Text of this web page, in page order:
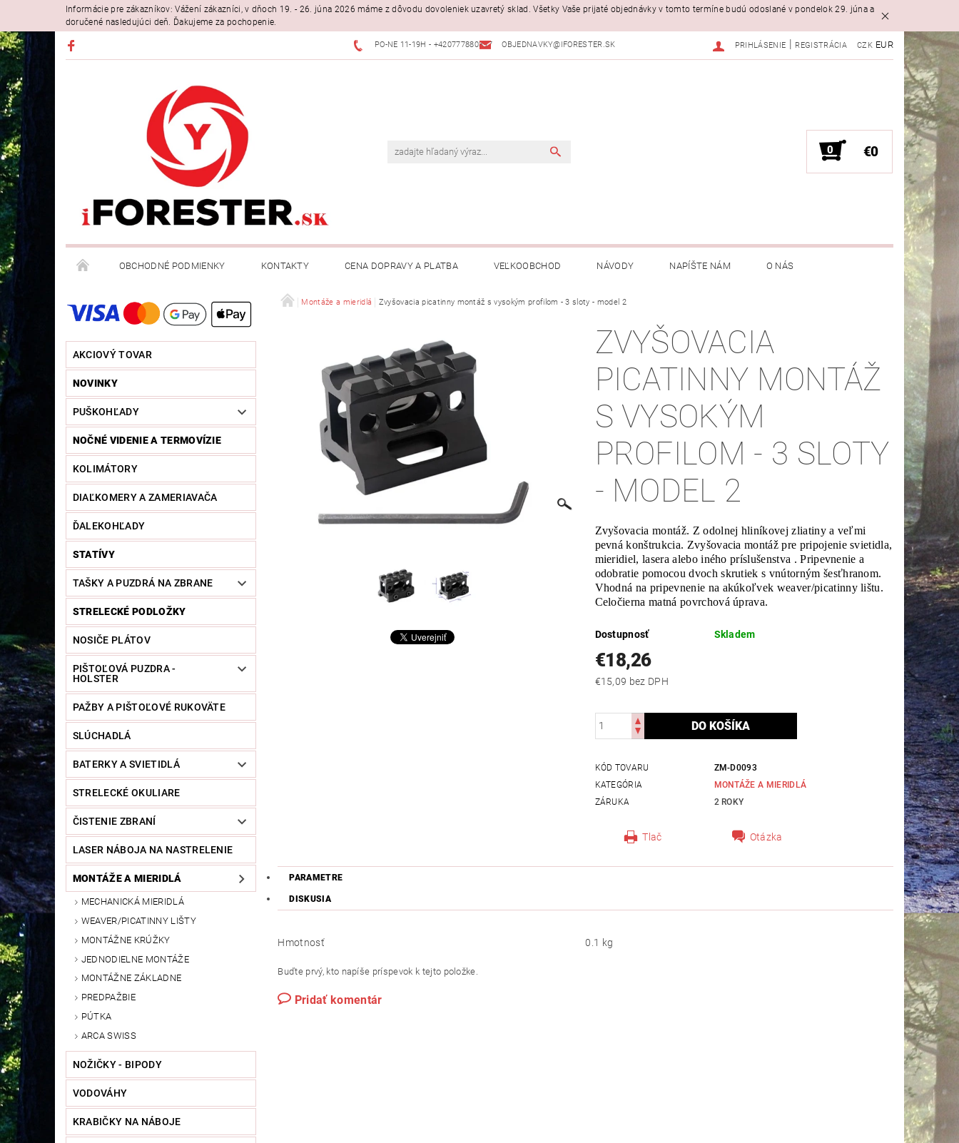
Informácie pre zákazníkov: Vážení zákazníci, v dňoch 19. - 26. júna 2026 máme z dôvodu dovoleniek uzavretý sklad. Všetky Vaše prijaté objednávky v tomto termíne budú odoslané v pondelok 29. júna a
doručené nasledujúci deň. Ďakujeme za pochopenie.
PO-NE 11-19H - +420777880397 OBJEDNAVKY@IFORESTER.SK CZK EUR
PRIHLÁSENIE REGISTRÁCIA
0 €0
OBCHODNÉ PODMIENKY KONTAKTY CENA DOPRAVY A PLATBA VEĽKOOBCHOD NÁVODY NAPÍŠTE NÁM O NÁS
AKCIOVÝ TOVAR
NOVINKY
PUŠKOHĽADY
NOČNÉ VIDENIE A TERMOVÍZIE
KOLIMÁTORY
DIAĽKOMERY A ZAMERIAVAČA
ĎALEKOHĽADY
STATÍVY
TAŠKY A PUZDRÁ NA ZBRANE
STRELECKÉ PODLOŽKY
NOSIČE PLÁTOV
PIŠTOĽOVÁ PUZDRA -
HOLSTER
PAŽBY A PIŠTOĽOVÉ RUKOVÄTE
SLÚCHADLÁ
BATERKY A SVIETIDLÁ
STRELECKÉ OKULIARE
ČISTENIE ZBRANÍ
LASER NÁBOJA NA NASTRELENIE
MONTÁŽE A MIERIDLÁ
MECHANICKÁ MIERIDLÁ
WEAVER/PICATINNY LIŠTY
MONTÁŽNE KRÚŽKY
JEDNODIELNE MONTÁŽE
MONTÁŽNE ZÁKLADNE
PREDPAŽBIE
PÚTKA
ARCA SWISS
NOŽIČKY - BIPODY
VODOVÁHY
KRABIČKY NA NÁBOJE
Montáže a mieridlá Zvyšovacia picatinny montáž s vysokým profilom - 3 sloty - model 2
ZVYŠOVACIA
PICATINNY MONTÁŽ
S VYSOKÝM
PROFILOM - 3 SLOTY
- MODEL 2
Zvyšovacia montáž. Z odolnej hliníkovej zliatiny a veľmi
pevná konštrukcia. Zvyšovacia montáž pre pripojenie svietidla,
mieridiel, lasera alebo iného príslušenstva . Pripevnenie a
odobratie pomocou dvoch skrutiek s vnútorným šesťhranom.
Vhodná na pripevnenie na akúkoľvek weaver/picatinny lištu.
Celočierna matná povrchová úprava.
Dostupnosť Skladem
€18,26
€15,09 bez DPH
KÓD TOVARU
ZM-D0093
KATEGÓRIA
MONTÁŽE A MIERIDLÁ
ZÁRUKA
2 ROKY
Tlač Otázka
PARAMETRE
DISKUSIA
Hmotnosť 0.1 kg
Buďte prvý, kto napíše príspevok k tejto položke.
Pridať komentár